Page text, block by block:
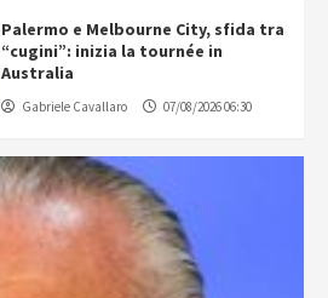
Palermo e Melbourne City, sfida tra
“cugini”: inizia la tournée in
Australia
Gabriele Cavallaro 07/08/2026 06:30